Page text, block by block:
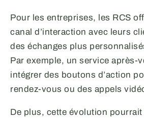
Pour les entreprises, les RCS
canal d’interaction avec leurs
des échanges plus
Par exemple, un service après-
intégrer des boutons d’action
rendez-vous ou des appels
De plus, cette évolution